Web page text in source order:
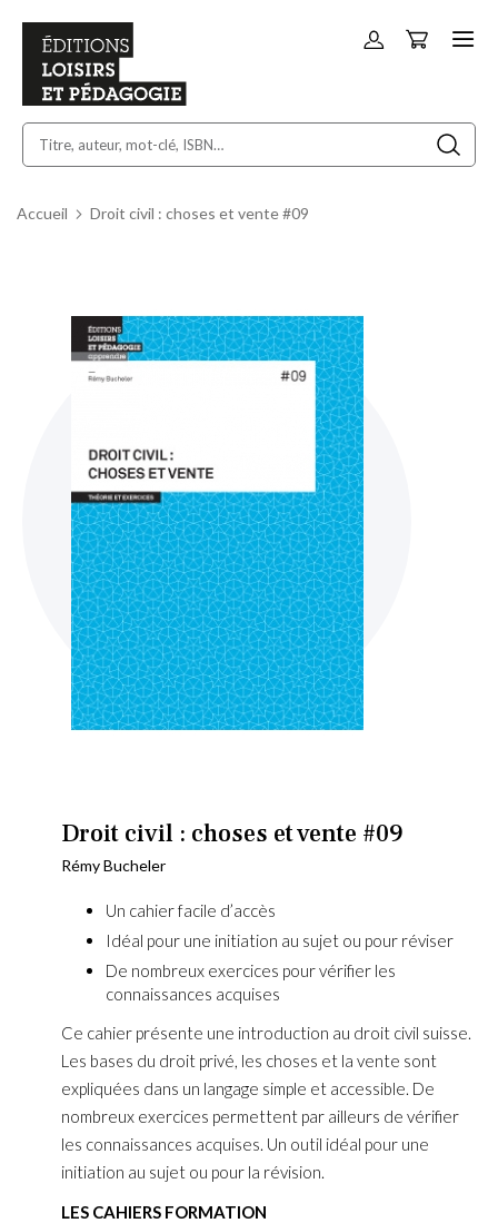
Allez
Panier
Accueil Droit civil : choses et vente #09
Droit civil : choses et vente #09
Rémy Bucheler
Un cahier facile d’accès
Idéal pour une initiation au sujet ou pour réviser
De nombreux exercices pour vérifier les
connaissances acquises
Ce cahier présente une introduction au droit civil suisse.
Les bases du droit privé, les choses et la vente sont
expliquées dans un langage simple et accessible. De
nombreux exercices permettent par ailleurs de vérifier
les connaissances acquises. Un outil idéal pour une
initiation au sujet ou pour la révision.
LES CAHIERS FORMATION
Skip
the
images
gallery
of
the
gallery